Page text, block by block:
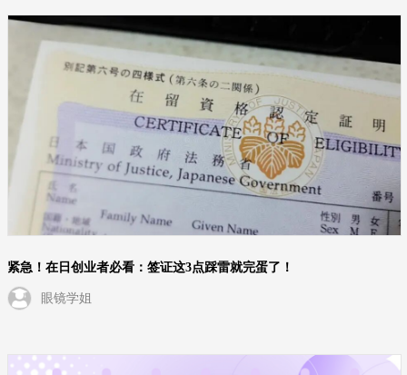
紧急！在日创业者必看：签证这3点踩雷就完蛋了！
眼镜学姐